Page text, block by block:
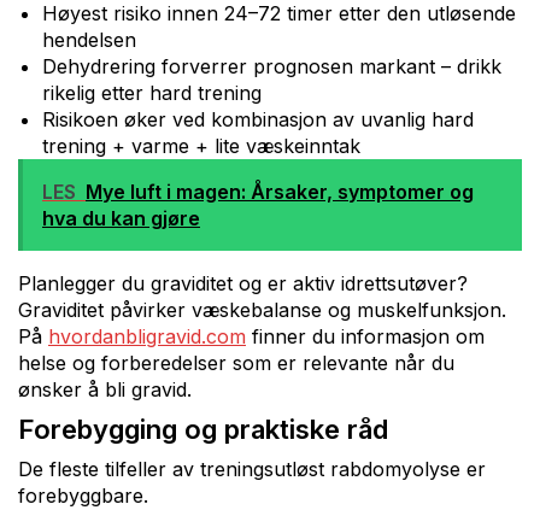
Høyest risiko innen 24–72 timer etter den utløsende
hendelsen
Dehydrering forverrer prognosen markant – drikk
rikelig etter hard trening
Risikoen øker ved kombinasjon av uvanlig hard
trening + varme + lite væskeinntak
LES Mye luft i magen: Årsaker, symptomer og
hva du kan gjøre
Planlegger du graviditet og er aktiv idrettsutøver?
Graviditet påvirker væskebalanse og muskelfunksjon.
På hvordanbligravid.com finner du informasjon om
helse og forberedelser som er relevante når du
ønsker å bli gravid.
Forebygging og praktiske råd
De fleste tilfeller av treningsutløst rabdomyolyse er
forebyggbare.